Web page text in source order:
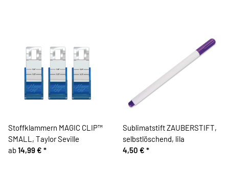
Stoffklammern MAGIC CLIP™
SMALL, Taylor Seville
ab14,99 € *
Sublimatstift ZAUBERSTIFT,
selbstlöschend, lila
4,50 € *